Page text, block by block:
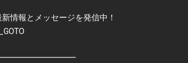
情報とメッセージを発信中！